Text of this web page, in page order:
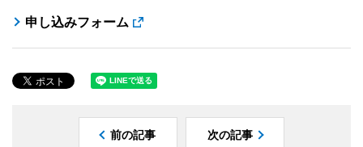
申し込みフォーム
前の記事 次の記事